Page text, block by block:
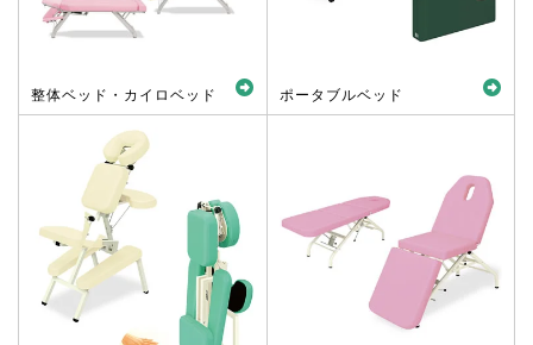
整体ベッド・カイロベッド ポータブルベッド